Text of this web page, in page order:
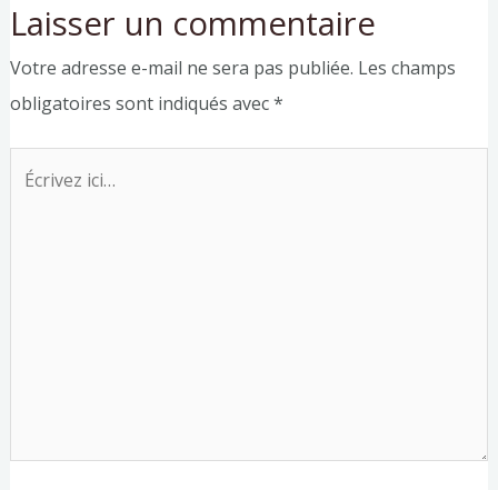
Laisser un commentaire
Votre adresse e-mail ne sera pas publiée. Les champs
obligatoires sont indiqués avec*
Écrivez